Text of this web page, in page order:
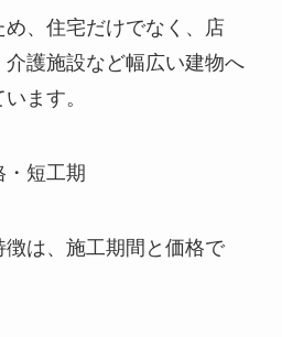
、住宅だけでなく、店
護施設など幅広い建物へ
ます。
・短工期
徴は、施工期間と価格で